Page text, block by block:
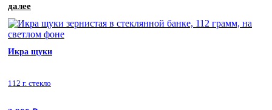
далее
Икра щуки
112 г. стекло